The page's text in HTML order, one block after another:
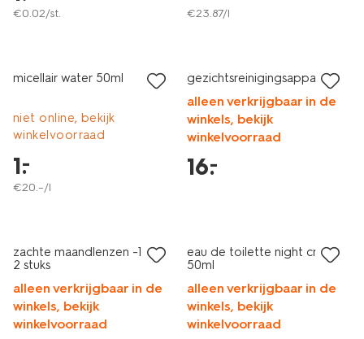
€0.02/st. €23.87/l
vegan
micellair water 50ml
niet online, bekijk
winkelvoorraad
1.
–
€20.–/l
gezichtsreinigingsapparaat
alleen verkrijgbaar in de
winkels, bekijk
winkelvoorraad
16.
–
zachte maandlenzen -1.25 -
2 stuks
alleen verkrijgbaar in de
winkels, bekijk
winkelvoorraad
eau de toilette night crush
50ml
alleen verkrijgbaar in de
winkels, bekijk
winkelvoorraad